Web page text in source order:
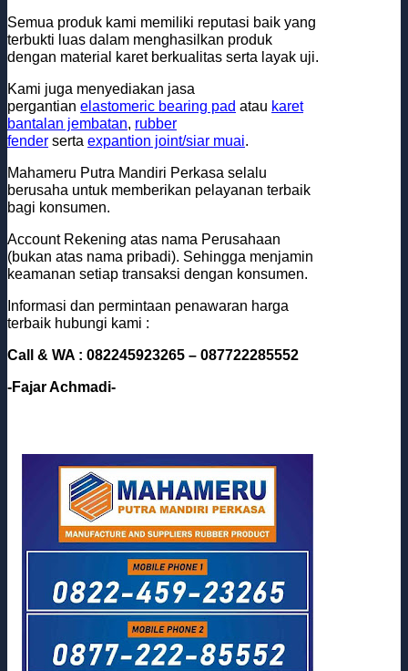
Semua produk kami memiliki reputasi baik yang
terbukti luas dalam menghasilkan produk
dengan material karet berkualitas serta layak uji.
Kami juga menyediakan jasa
pergantian elastomeric bearing pad atau karet
bantalan jembatan, rubber
fender serta expantion joint/siar muai.
Mahameru Putra Mandiri Perkasa selalu
berusaha untuk memberikan pelayanan terbaik
bagi konsumen.
Account Rekening atas nama Perusahaan
(bukan atas nama pribadi). Sehingga menjamin
keamanan setiap transaksi dengan konsumen.
Informasi dan permintaan penawaran harga
terbaik hubungi kami :
Call & WA : 082245923265 – 087722285552
-Fajar Achmadi-